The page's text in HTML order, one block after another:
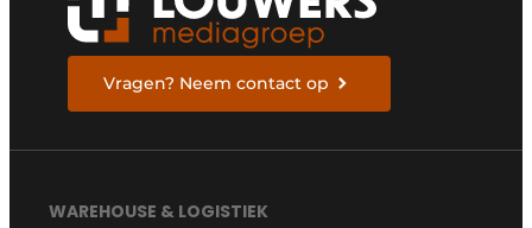
Vragen? Neem contact op
WAREHOUSE & LOGISTIEK